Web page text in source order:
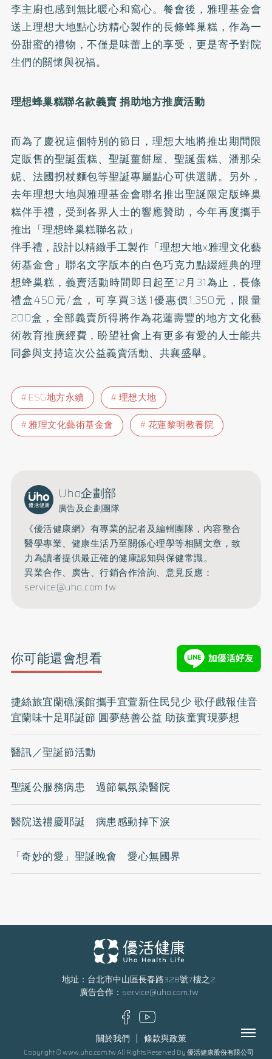
李主廚也感到無比暖心和窩心。餐會後，雅理基金會
送上理想大地點心坊精心製作的長條蜂巢糕，作為一
份甜蜜的禮物，不僅是味蕾上的享受，更是寄予對院
生們的關懷與祝福。
理想蜂巢糕聯名款義賣 捐助地方推廣活動
而為了慶祝這個特別的節日，理想大地將推出期間限
定販售的聖誕蛋糕、聖誕薑餅屋、聖誕蛋糕、潘那朵
妮、法國拐杖麵包等聖誕專屬點心可供選購。另外，
去年理想大地與雅理基金會聯名推出聖誕限定版蜂巢
糕伴手禮，受到各界人士的響應贊助，今年再度攜手
推出「理想蜂巢糕聯名款」
伴手禮，設計以精緻手工製作「理想大地x雅理文化藝
術基金會」聯名文字版本的白色巧克力點綴經典的理
想蜂巢糕，義賣活動時間即日起至12月31為止，長條
禮盒450元/盒，可享買3送1優惠價1,350元，限量
200盒，全部義賣所得將作為花蓮壽豐的地方文化藝
術教育推廣經費，盼望社會上有更多有愛的人士能共
同參與支持這次公益義賣活動、共襄盛舉。
ESG地方永續
理想大地
雅理文化藝術基金會
花蓮黎明教養院
Uho企劃部
廣告及企劃團隊
《優活健康網》有專業的記者及編輯團隊，內容整合
醫學專業、健康生活乃至關係心理學等相關文章，致
力為讀者提供最正確的健康認知與保健常識。
異業合作、廣告、行銷合作洽詢、意見反應：
service@uho.com.tw
你可能還會想看
捷絲旅宜蘭礁溪館攜手宜萱新住民兒少 歌仔戲報佳音
宜蘭味十足耶誕節 圓夢慈善公益 助孩童實現夢想
醫訊／聖誕節活動
聖誕公服務病患 過節氣氛染醫院
醫院送禮慶耶誕 病患感動掉下淚
「奇妙的愛」聖誕晚會 愛心無國界
地址：台北市中山區長春路328號7樓之2
廣告合作： service@uho.com.tw
關於我們 條款與政策
Copyright © www.uho.com.tw All Rights Reserved By 優活健康股份有限公司
Menu